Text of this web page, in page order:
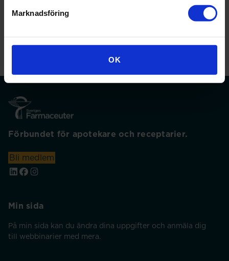
Marknadsföring
OK
Nyhet
Förbundet för apotekare och receptarier.
Bli medlem
Min sida
På min sida kan du ändra dina uppgifter och anmäla dig
till webbinarier med mera.